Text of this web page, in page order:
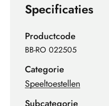
Specificaties
Productcode
BB-RO 022505
Categorie
Speeltoestellen